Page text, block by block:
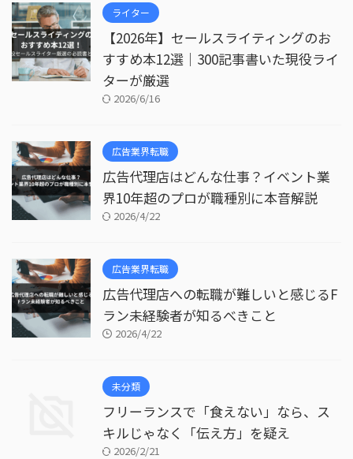
ライター
【2026年】セールスライティングのお
すすめ本12選｜300記事書いた現役ライ
ターが厳選
2026/6/16
広告業界転職
広告代理店はどんな仕事？イベント業
界10年超のプロが職種別に本音解説
2026/4/22
広告業界転職
広告代理店への転職が難しいと感じるF
ラン未経験者が知るべきこと
2026/4/22
未分類
フリーランスで「食えない」なら、ス
キルじゃなく「伝え方」を疑え
2026/2/21